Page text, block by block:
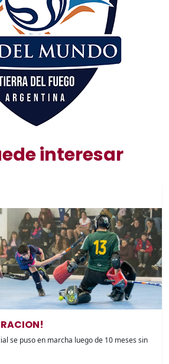
interesar
se puso en marcha luego de 10 meses sin